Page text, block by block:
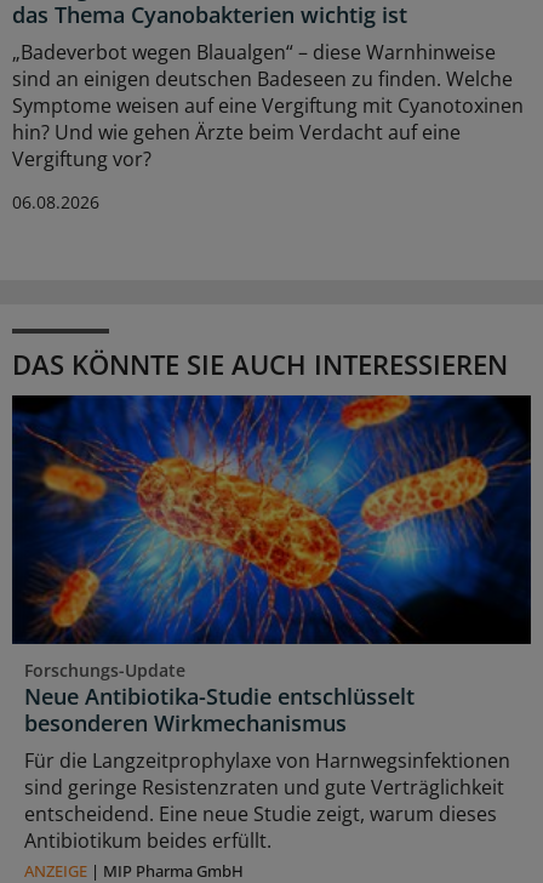
das Thema Cyanobakterien wichtig ist
„Badeverbot wegen Blaualgen“ – diese Warnhinweise
sind an einigen deutschen Badeseen zu finden. Welche
Symptome weisen auf eine Vergiftung mit Cyanotoxinen
hin? Und wie gehen Ärzte beim Verdacht auf eine
Vergiftung vor?
06.08.2026
DAS KÖNNTE SIE AUCH INTERESSIEREN
Forschungs-Update
Neue Antibiotika-Studie entschlüsselt
besonderen Wirkmechanismus
Für die Langzeitprophylaxe von Harnwegsinfektionen
sind geringe Resistenzraten und gute Verträglichkeit
entscheidend. Eine neue Studie zeigt, warum dieses
Antibiotikum beides erfüllt.
ANZEIGE | MIP Pharma GmbH